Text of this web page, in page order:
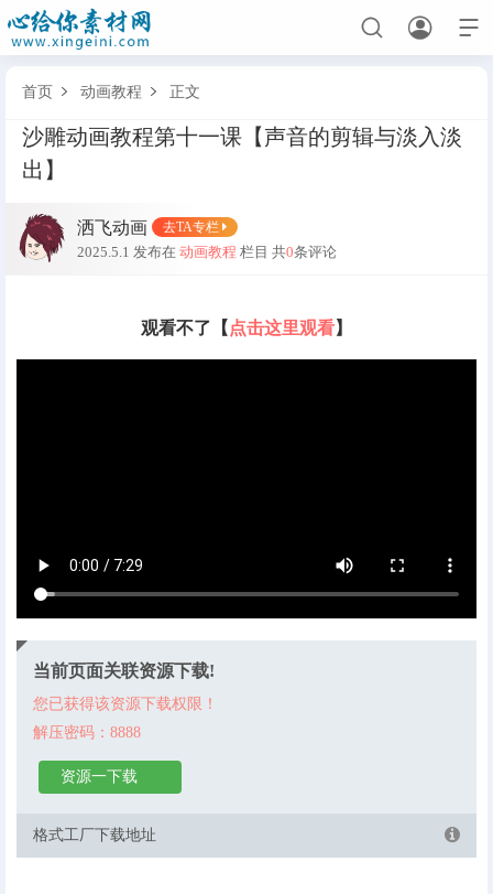



首页
人物素材
都市人物男
场景素材
修仙场景
沙雕表情
首页  动画教程  正文
沙雕动画教程第十一课【声音的剪辑与淡入淡
出】
洒飞动画 去TA专栏
2025.5.1 发布在 动画教程 栏目 共0条评论
观看不了【 点击这里观看】
当前页面关联资源下载!
您已获得该资源下载权限！
解压密码：8888
资源一下载
格式工厂下载地址